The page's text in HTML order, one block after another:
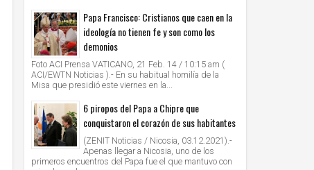
Papa Francisco: Cristianos que caen en la
ideología no tienen fe y son como los
demonios
Foto ACI Prensa VATICANO, 21 Feb. 14 / 10:15 am (
ACI/EWTN Noticias ).- En su habitual homilía de la
Misa que presidió este viernes en la...
6 piropos del Papa a Chipre que
conquistaron el corazón de sus habitantes
(ZENIT Noticias / Nicosia, 03.12.2021).-
Apenas llegar a Nicosia, uno de los
primeros encuentros del Papa fue el que mantuvo con